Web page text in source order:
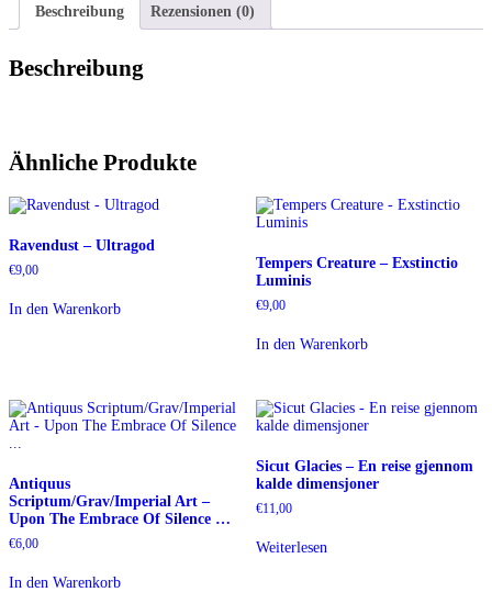
Beschreibung
Rezensionen (0)
Beschreibung
Ähnliche Produkte
Ravendust – Ultragod
€9,00
In den Warenkorb
Tempers Creature – Exstinctio
Luminis
€9,00
In den Warenkorb
Antiquus
Scriptum/Grav/Imperial Art –
Upon The Embrace Of Silence …
€6,00
In den Warenkorb
Sicut Glacies – En reise gjennom
kalde dimensjoner
€11,00
Weiterlesen